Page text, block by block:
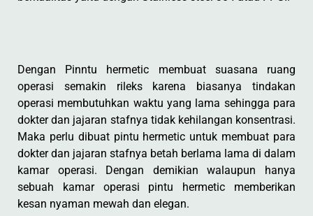
Dengan Pinntu hermetic membuat suasana ruang
operasi semakin rileks karena biasanya tindakan
operasi membutuhkan waktu yang lama sehingga para
dokter dan jajaran stafnya tidak kehilangan konsentrasi.
Maka perlu dibuat pintu hermetic untuk membuat para
dokter dan jajaran stafnya betah berlama lama di dalam
kamar operasi. Dengan demikian walaupun hanya
sebuah kamar operasi pintu hermetic memberikan
kesan nyaman mewah dan elegan.